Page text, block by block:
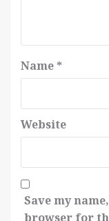
Name *
Website
Save my
browser for